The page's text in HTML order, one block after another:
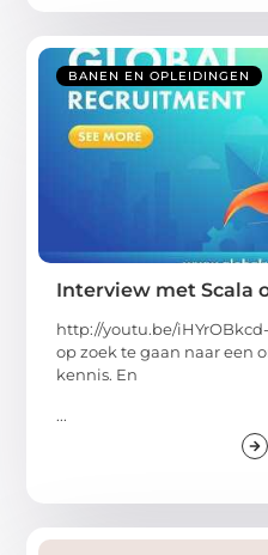
BANEN EN OPLEIDINGEN
Interview met Scala
http://youtu.be/
op zoek te gaan naar een
kennis. En
...